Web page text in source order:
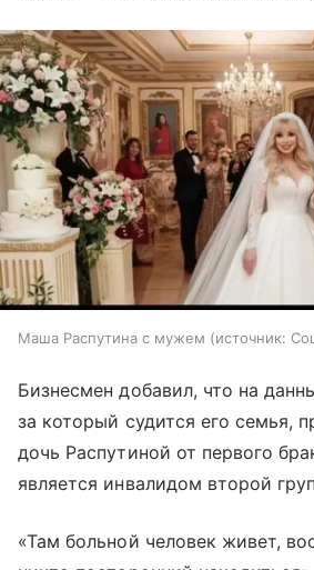
Маша Распутина с мужем источник:
Бизнесмен добавил, что на
за который судится его семья,
дочь Распутиной от первого
является инвалидом второй
«Там больной человек живет,